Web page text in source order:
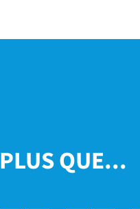
PLUS QUE...